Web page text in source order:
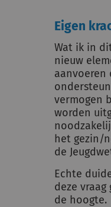
Eigen
Wat ik in
nieuw
aanvoeren
vermogen
worden
het gezin/
de
Echte
deze
de hoogte.